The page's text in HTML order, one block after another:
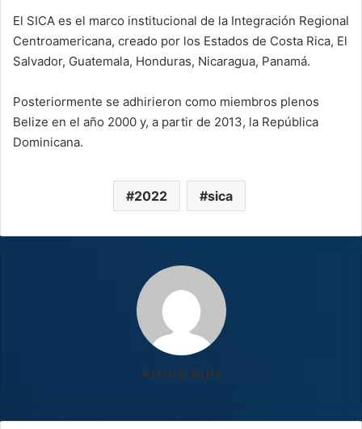
El SICA es el marco institucional de la Integración Regional
Centroamericana, creado por los Estados de Costa Rica, El
Salvador, Guatemala, Honduras, Nicaragua, Panamá.
Posteriormente se adhirieron como miembros plenos
Belize en el año 2000 y, a partir de 2013, la República
Dominicana.
2022 sica
Arturo Ruiz